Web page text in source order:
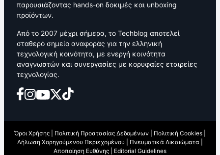
παρουσιάζοντας hands-on δοκιμές και unboxing
προϊόντων.
Από το 2007 μέχρι σήμερα, το Techblog αποτελεί
σταθερό σημείο αναφοράς για την ελληνική
τεχνολογική κοινότητα, με ενεργή κοινότητα
αναγνωστών και συνεργασίες με κορυφαίες εταιρείες
τεχνολογίας.
Όροι Χρήσης Πολιτική Προστασίας Δεδομένων Πολιτική Cookies
Δήλωση Χορηγούμενου Περιεχομένου
Πνευματικά Δικαιώματα
Αποποίηση Ευθύνης
Editorial Guidelines